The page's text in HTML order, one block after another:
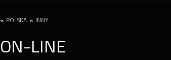
« POLSKA « INNY
ON-LINE